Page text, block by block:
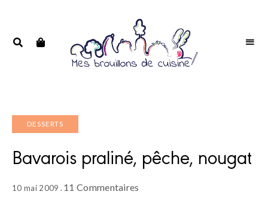
DESSERTS
Bavarois praliné, pêche, nougat
10 mai 2009 11 Commentaires